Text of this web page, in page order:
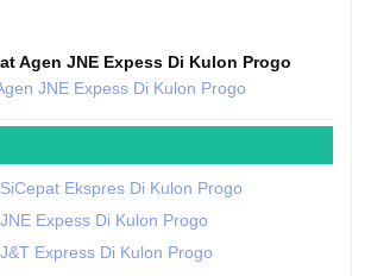
Agen JNE Expess Di Kulon Progo
JNE Expess Di Kulon Progo
Ekspres Di Kulon Progo
Expess Di Kulon Progo
Express Di Kulon Progo